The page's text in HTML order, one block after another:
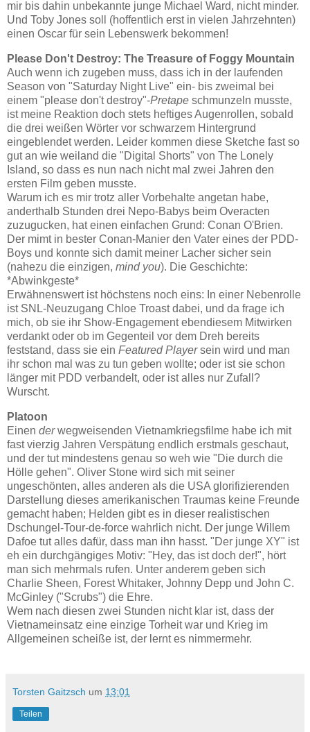
mir bis dahin unbekannte junge Michael Ward, nicht minder.
Und Toby Jones soll (hoffentlich erst in vielen Jahrzehnten)
einen Oscar für sein Lebenswerk bekommen!
Please Don't Destroy: The Treasure of Foggy Mountain
Auch wenn ich zugeben muss, dass ich in der laufenden
Season von "Saturday Night Live" ein- bis zweimal bei
einem "please don't destroy"-Pretape schmunzeln musste,
ist meine Reaktion doch stets heftiges Augenrollen, sobald
die drei weißen Wörter vor schwarzem Hintergrund
eingeblendet werden. Leider kommen diese Sketche fast so
gut an wie weiland die "Digital Shorts" von The Lonely
Island, so dass es nun nach nicht mal zwei Jahren den
ersten Film geben musste.
Warum ich es mir trotz aller Vorbehalte angetan habe,
anderthalb Stunden drei Nepo-Babys beim Overacten
zuzugucken, hat einen einfachen Grund: Conan O'Brien.
Der mimt in bester Conan-Manier den Vater eines der PDD-
Boys und konnte sich damit meiner Lacher sicher sein
(nahezu die einzigen, mind you). Die Geschichte:
*Abwinkgeste*
Erwähnenswert ist höchstens noch eins: In einer Nebenrolle
ist SNL-Neuzugang Chloe Troast dabei, und da frage ich
mich, ob sie ihr Show-Engagement ebendiesem Mitwirken
verdankt oder ob im Gegenteil vor dem Dreh bereits
feststand, dass sie ein Featured Playersein wird und man
ihr schon mal was zu tun geben wollte; oder ist sie schon
länger mit PDD verbandelt, oder ist alles nur Zufall?
Wurscht.
Platoon
Einen derwegweisenden Vietnamkriegsfilme habe ich mit
fast vierzig Jahren Verspätung endlich erstmals geschaut,
und der tut mindestens genau so weh wie "Die durch die
Hölle gehen". Oliver Stone wird sich mit seiner
ungeschönten, alles anderen als die USA glorifizierenden
Darstellung dieses amerikanischen Traumas keine Freunde
gemacht haben; Helden gibt es in dieser realistischen
Dschungel-Tour-de-force wahrlich nicht. Der junge Willem
Dafoe tut alles dafür, dass man ihn hasst. "Der junge XY" ist
eh ein durchgängiges Motiv: "Hey, das ist doch der!", hört
man sich mehrmals rufen. Unter anderem geben sich
Charlie Sheen, Forest Whitaker, Johnny Depp und John C.
McGinley ("Scrubs") die Ehre.
Wem nach diesen zwei Stunden nicht klar ist, dass der
Vietnameinsatz eine einzige Torheit war und Krieg im
Allgemeinen scheiße ist, der lernt es nimmermehr.
Torsten Gaitzsch um 13:01
Teilen